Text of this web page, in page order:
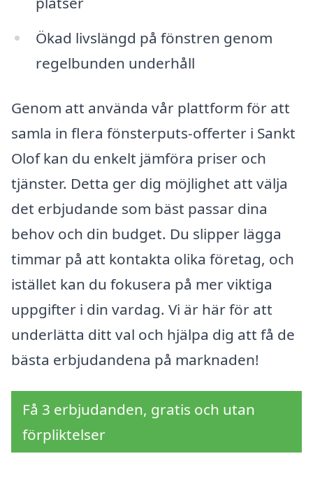
Ökad livslängd på fönstren genom
regelbunden underhåll
Genom att använda vår plattform för att
samla in flera fönsterputs-offerter i Sankt
Olof kan du enkelt jämföra priser och
tjänster. Detta ger dig möjlighet att välja
det erbjudande som bäst passar dina
behov och din budget. Du slipper lägga
timmar på att kontakta olika företag, och
istället kan du fokusera på mer viktiga
uppgifter i din vardag. Vi är här för att
underlätta ditt val och hjälpa dig att få de
bästa erbjudandena på marknaden!
Få 3 erbjudanden, gratis och utan
förpliktelser